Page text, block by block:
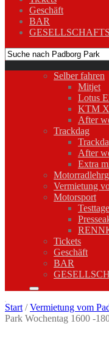
Geschäft
BAR
Selber fahren
Mitjet
Lotus
KTM
After
Trackdag
After
Extra
Vermietung
Motorsport
Tickets
Geschäft
BAR
Start /Vermietung vom
Park Wochentag 1600 -